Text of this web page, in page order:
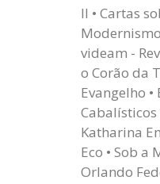
II • Cartas
videam -
o Corão da
Evangelho
Cabalísticos
Katharina
Eco • Sob a
Orlando